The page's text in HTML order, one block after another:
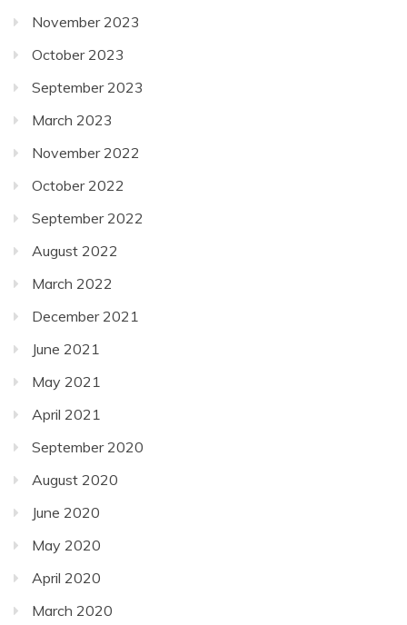
November 2023
October 2023
September 2023
March 2023
November 2022
October 2022
September 2022
August 2022
March 2022
December 2021
June 2021
May 2021
April 2021
September 2020
August 2020
June 2020
May 2020
April 2020
March 2020